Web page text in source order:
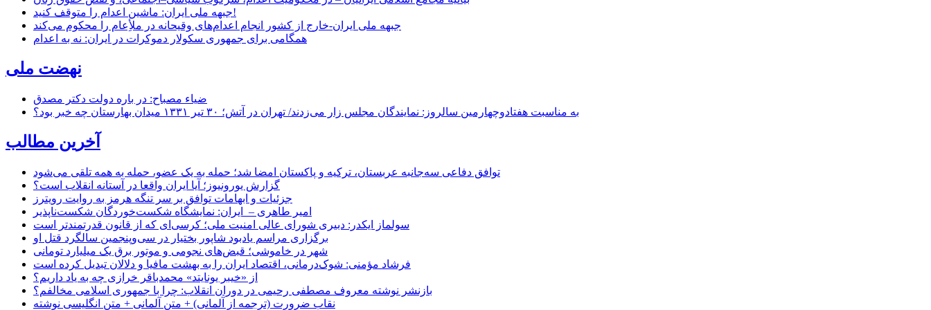
جبهه ملی ایران: ماشین اعدام را متوقف کنید!
جبهه ملی ایران-خارج از کشور انجام اعدام‌های وقیحانه در ملأِعام را محکوم می‌کند
همگامی برای جمهوری سکولار دموکرات در ایران: نه به اعدام
نهضت ملی
ضیاء مصباح: در باره دولت دکتر مصدق
به مناسبت هفتادوچهارمین سالروز: نمایندگان مجلس زار می‌زدند/ تهران در آتش؛ ۳۰ تیر ۱۳۳۱ میدان بهارستان چه خبر بود؟
آخرین مطالب
توافق دفاعی سه‌جانبه عربستان، ترکیه و پاکستان امضا شد؛ حمله به یک عضو، حمله به همه تلقی می‌شود
گزارش یورونیوز؛ آیا ایران واقعا در آستانه انقلاب است؟
جزئیات و ابهامات توافق بر سر تنگه هرمز به روایت رویترز
امیر طاهری – ایران: نمایشگاه شکست‌خوردگان شکست‌ناپذیر
سولماز ایکدر: دبیری شورای عالی امنیت ملی؛ کرسی‌ای که از قانون قدرتمندتر است
برگزاری مراسم یادبود شاپور بختیار در سی‌وپنجمین سالگرد قتل او
شهر در خاموشی؛ قبض‌های نجومی و موتور برق یک میلیارد تومانی
فرشاد مؤمنی: شوک‌درمانی، اقتصاد ایران را به بهشت مافیا و دلالان تبدیل کرده است
از «خیبر یونایتد» محمدباقر خرازی چه به یاد داریم؟
بازنشر نوشته معروف مصطفی رحیمی در دوران انقلاب: چرا با جمهوری اسلامی مخالفم؟
نقاب ضرورت (ترجمه از آلمانی) + متن آلمانی + متن انگلیسی نوشته